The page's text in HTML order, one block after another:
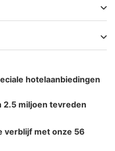
hotelaanbiedingen
2.5 miljoen tevreden
verblijf met onze 56